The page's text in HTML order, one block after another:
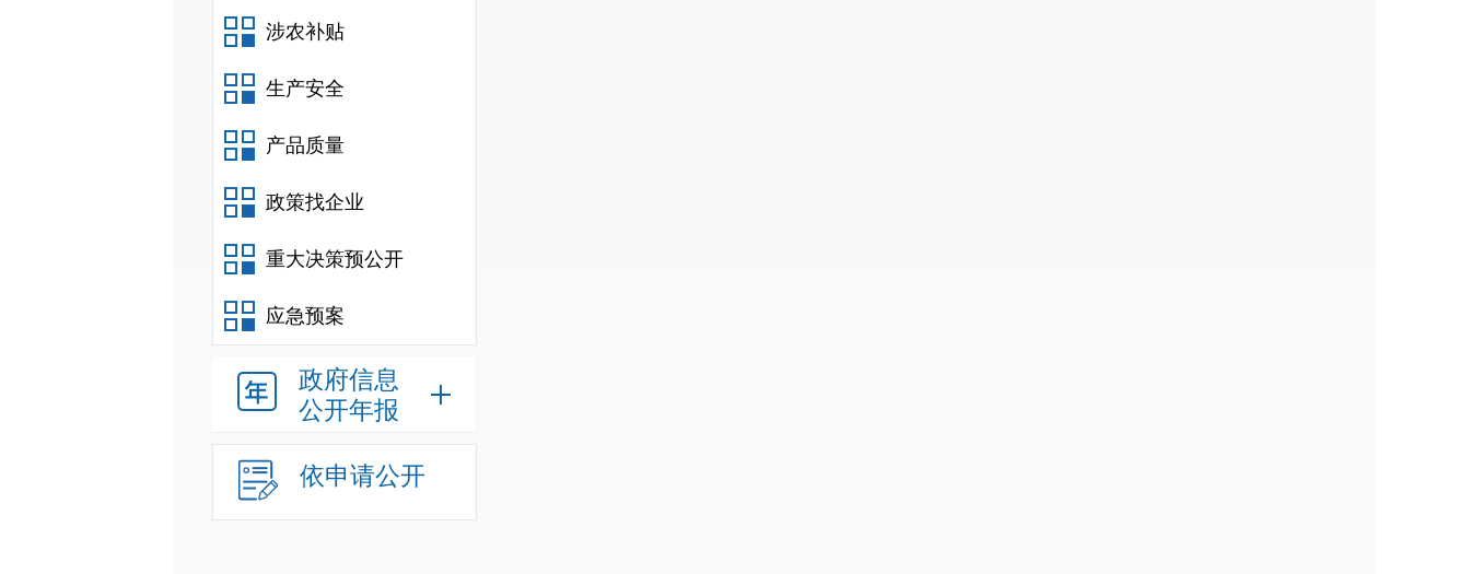
涉农补贴
生产安全
产品质量
政策找企业
重大决策预公开
应急预案
政府信息
公开年报
依申请公开